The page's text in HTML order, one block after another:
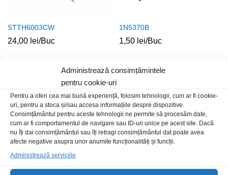
Administrează consimțămintele
pentru cookie-uri
Pentru a oferi cea mai bună experiență, folosim tehnologii, cum ar fi cookie-
uri, pentru a stoca și/sau accesa informațiile despre dispozitive.
Consimțământul pentru aceste tehnologii ne permite să procesăm date,
cum ar fi comportamentul de navigare sau ID-uri unice pe acest site. Dacă
nu îți dai consimțământul sau îți retragi consimțământul dat poate avea
afecte negative asupra unor anumite funcționalități și funcții.
Administrează serviciile
STTH6003CW
24,00 lei/Buc
1N5370B
1,50 lei/Buc
Stoc epuizat